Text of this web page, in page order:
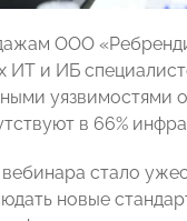
ООО
и ИБ
в 66%
стало
новые